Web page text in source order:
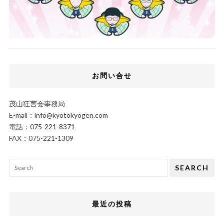
お問い合せ
茂山狂言会事務局
E-mail： info@kyotokyogen.com
電話： 075-221-8371
FAX：075-221-1309
SEARCH
最近の投稿